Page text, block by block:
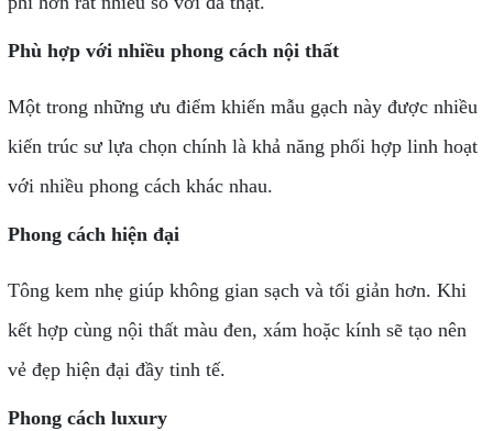
Phù hợp với nhiều phong cách nội thất
Một trong những ưu điểm khiến mẫu gạch này được nhiều
kiến trúc sư lựa chọn chính là khả năng phối hợp linh hoạt
với nhiều phong cách khác nhau.
Phong cách hiện đại
Tông kem nhẹ giúp không gian sạch và tối giản hơn. Khi
kết hợp cùng nội thất màu đen, xám hoặc kính sẽ tạo nên
vẻ đẹp hiện đại đầy tinh tế.
Phong cách luxury